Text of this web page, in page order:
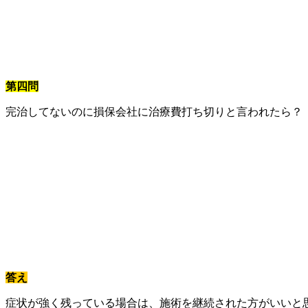
第四問
完治してないのに損保会社に治療費打ち切りと言われたら？
答え
症状が強く残っている場合は、施術を継続された方がいいと